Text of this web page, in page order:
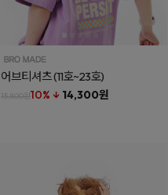
어브티셔츠(11호~23호)
15,800원10% ↓ 14,300원